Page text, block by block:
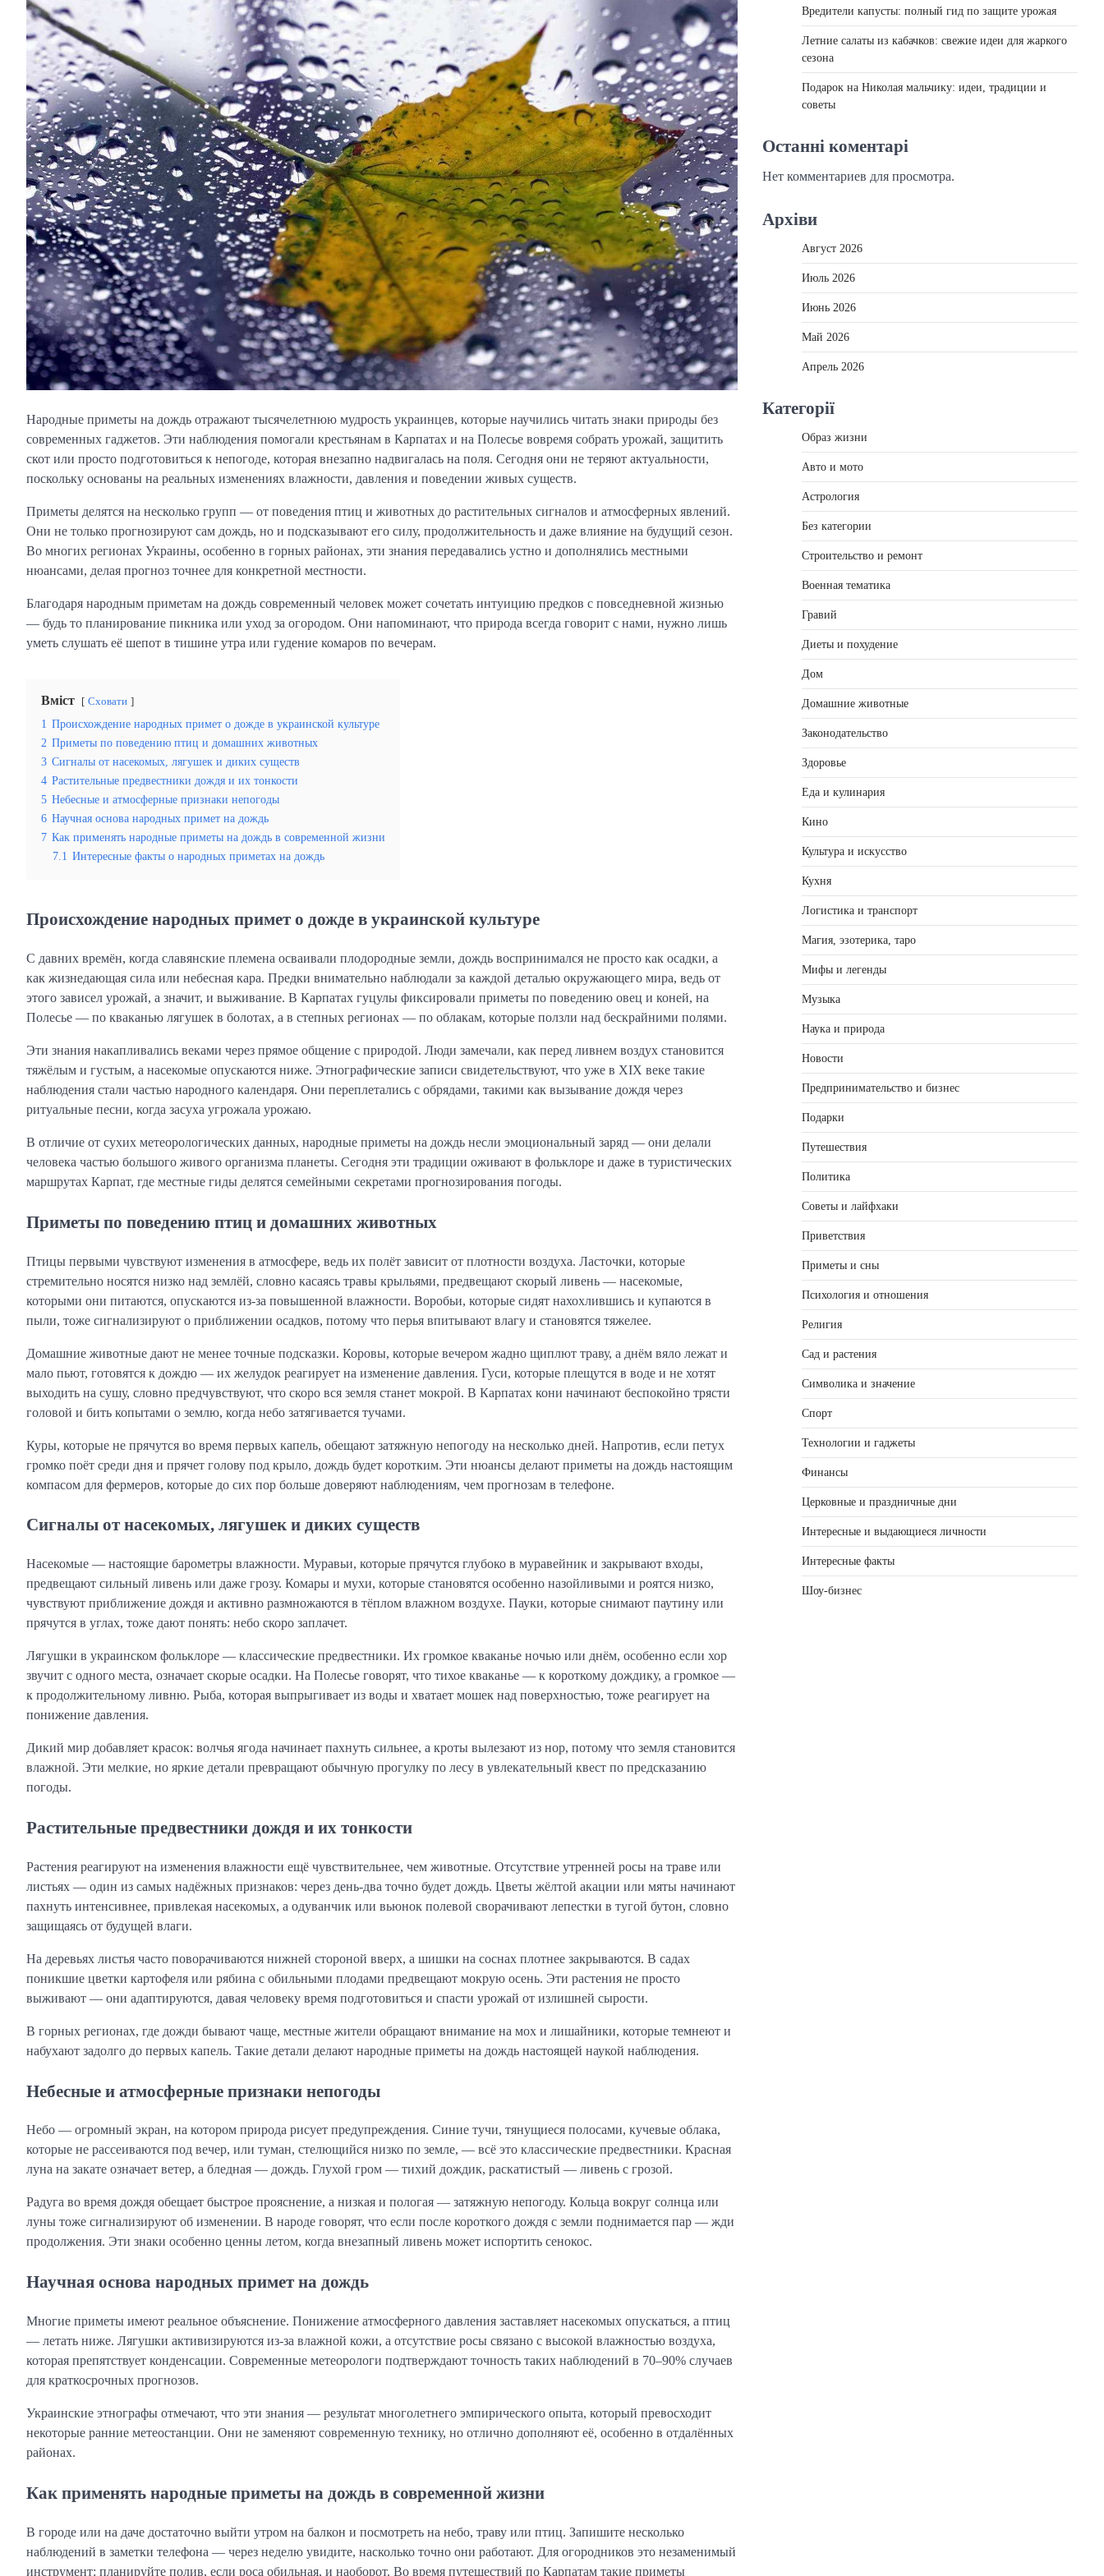
Народные приметы на дождь отражают тысячелетнюю мудрость украинцев, которые научились читать знаки природы без
современных гаджетов. Эти наблюдения помогали крестьянам в Карпатах и на Полесье вовремя собрать урожай, защитить
скот или просто подготовиться к непогоде, которая внезапно надвигалась на поля. Сегодня они не теряют актуальности,
поскольку основаны на реальных изменениях влажности, давления и поведении живых существ.
Приметы делятся на несколько групп — от поведения птиц и животных до растительных сигналов и атмосферных явлений.
Они не только прогнозируют сам дождь, но и подсказывают его силу, продолжительность и даже влияние на будущий сезон.
Во многих регионах Украины, особенно в горных районах, эти знания передавались устно и дополнялись местными
нюансами, делая прогноз точнее для конкретной местности.
Благодаря народным приметам на дождь современный человек может сочетать интуицию предков с повседневной жизнью
— будь то планирование пикника или уход за огородом. Они напоминают, что природа всегда говорит с нами, нужно лишь
уметь слушать её шепот в тишине утра или гудение комаров по вечерам.
Вміст Сховати
1 Происхождение народных примет о дожде в украинской культуре
2 Приметы по поведению птиц и домашних животных
3 Сигналы от насекомых, лягушек и диких существ
4 Растительные предвестники дождя и их тонкости
5 Небесные и атмосферные признаки непогоды
6 Научная основа народных примет на дождь
7 Как применять народные приметы на дождь в современной жизни
7.1 Интересные факты о народных приметах на дождь
Происхождение народных примет о дожде в украинской культуре
С давних времён, когда славянские племена осваивали плодородные земли, дождь воспринимался не просто как осадки, а
как жизнедающая сила или небесная кара. Предки внимательно наблюдали за каждой деталью окружающего мира, ведь от
этого зависел урожай, а значит, и выживание. В Карпатах гуцулы фиксировали приметы по поведению овец и коней, на
Полесье — по кваканью лягушек в болотах, а в степных регионах — по облакам, которые ползли над бескрайними полями.
Эти знания накапливались веками через прямое общение с природой. Люди замечали, как перед ливнем воздух становится
тяжёлым и густым, а насекомые опускаются ниже. Этнографические записи свидетельствуют, что уже в XIX веке такие
наблюдения стали частью народного календаря. Они переплетались с обрядами, такими как вызывание дождя через
ритуальные песни, когда засуха угрожала урожаю.
В отличие от сухих метеорологических данных, народные приметы на дождь несли эмоциональный заряд — они делали
человека частью большого живого организма планеты. Сегодня эти традиции оживают в фольклоре и даже в туристических
маршрутах Карпат, где местные гиды делятся семейными секретами прогнозирования погоды.
Приметы по поведению птиц и домашних животных
Птицы первыми чувствуют изменения в атмосфере, ведь их полёт зависит от плотности воздуха. Ласточки, которые
стремительно носятся низко над землёй, словно касаясь травы крыльями, предвещают скорый ливень — насекомые,
которыми они питаются, опускаются из-за повышенной влажности. Воробьи, которые сидят нахохлившись и купаются в
пыли, тоже сигнализируют о приближении осадков, потому что перья впитывают влагу и становятся тяжелее.
Домашние животные дают не менее точные подсказки. Коровы, которые вечером жадно щиплют траву, а днём вяло лежат и
мало пьют, готовятся к дождю — их желудок реагирует на изменение давления. Гуси, которые плещутся в воде и не хотят
выходить на сушу, словно предчувствуют, что скоро вся земля станет мокрой. В Карпатах кони начинают беспокойно трясти
головой и бить копытами о землю, когда небо затягивается тучами.
Куры, которые не прячутся во время первых капель, обещают затяжную непогоду на несколько дней. Напротив, если петух
громко поёт среди дня и прячет голову под крыло, дождь будет коротким. Эти нюансы делают приметы на дождь настоящим
компасом для фермеров, которые до сих пор больше доверяют наблюдениям, чем прогнозам в телефоне.
Сигналы от насекомых, лягушек и диких существ
Насекомые — настоящие барометры влажности. Муравьи, которые прячутся глубоко в муравейник и закрывают входы,
предвещают сильный ливень или даже грозу. Комары и мухи, которые становятся особенно назойливыми и роятся низко,
чувствуют приближение дождя и активно размножаются в тёплом влажном воздухе. Пауки, которые снимают паутину или
прячутся в углах, тоже дают понять: небо скоро заплачет.
Лягушки в украинском фольклоре — классические предвестники. Их громкое кваканье ночью или днём, особенно если хор
звучит с одного места, означает скорые осадки. На Полесье говорят, что тихое кваканье — к короткому дождику, а громкое —
к продолжительному ливню. Рыба, которая выпрыгивает из воды и хватает мошек над поверхностью, тоже реагирует на
понижение давления.
Дикий мир добавляет красок: волчья ягода начинает пахнуть сильнее, а кроты вылезают из нор, потому что земля становится
влажной. Эти мелкие, но яркие детали превращают обычную прогулку по лесу в увлекательный квест по предсказанию
погоды.
Растительные предвестники дождя и их тонкости
Растения реагируют на изменения влажности ещё чувствительнее, чем животные. Отсутствие утренней росы на траве или
листьях — один из самых надёжных признаков: через день-два точно будет дождь. Цветы жёлтой акации или мяты начинают
пахнуть интенсивнее, привлекая насекомых, а одуванчик или вьюнок полевой сворачивают лепестки в тугой бутон, словно
защищаясь от будущей влаги.
На деревьях листья часто поворачиваются нижней стороной вверх, а шишки на соснах плотнее закрываются. В садах
поникшие цветки картофеля или рябина с обильными плодами предвещают мокрую осень. Эти растения не просто
выживают — они адаптируются, давая человеку время подготовиться и спасти урожай от излишней сырости.
В горных регионах, где дожди бывают чаще, местные жители обращают внимание на мох и лишайники, которые темнеют и
набухают задолго до первых капель. Такие детали делают народные приметы на дождь настоящей наукой наблюдения.
Небесные и атмосферные признаки непогоды
Небо — огромный экран, на котором природа рисует предупреждения. Синие тучи, тянущиеся полосами, кучевые облака,
которые не рассеиваются под вечер, или туман, стелющийся низко по земле, — всё это классические предвестники. Красная
луна на закате означает ветер, а бледная — дождь. Глухой гром — тихий дождик, раскатистый — ливень с грозой.
Радуга во время дождя обещает быстрое прояснение, а низкая и пологая — затяжную непогоду. Кольца вокруг солнца или
луны тоже сигнализируют об изменении. В народе говорят, что если после короткого дождя с земли поднимается пар — жди
продолжения. Эти знаки особенно ценны летом, когда внезапный ливень может испортить сенокос.
Научная основа народных примет на дождь
Многие приметы имеют реальное объяснение. Понижение атмосферного давления заставляет насекомых опускаться, а птиц
— летать ниже. Лягушки активизируются из-за влажной кожи, а отсутствие росы связано с высокой влажностью воздуха,
которая препятствует конденсации. Современные метеорологи подтверждают точность таких наблюдений в 70–90% случаев
для краткосрочных прогнозов.
Украинские этнографы отмечают, что эти знания — результат многолетнего эмпирического опыта, который превосходит
некоторые ранние метеостанции. Они не заменяют современную технику, но отлично дополняют её, особенно в отдалённых
районах.
Как применять народные приметы на дождь в современной жизни
В городе или на даче достаточно выйти утром на балкон и посмотреть на небо, траву или птиц. Запишите несколько
наблюдений в заметки телефона — через неделю увидите, насколько точно они работают. Для огородников это незаменимый
инструмент: планируйте полив, если роса обильная, и наоборот. Во время путешествий по Карпатам такие приметы
Вредители капусты: полный гид по защите урожая
Летние салаты из кабачков: свежие идеи для жаркого
сезона
Подарок на Николая мальчику: идеи, традиции и
советы
Останні коментарі
Нет комментариев для просмотра.
Архіви
Август 2026
Июль 2026
Июнь 2026
Май 2026
Апрель 2026
Категорії
Образ жизни
Авто и мото
Астрология
Без категории
Строительство и ремонт
Военная тематика
Гравий
Диеты и похудение
Дом
Домашние животные
Законодательство
Здоровье
Еда и кулинария
Кино
Культура и искусство
Кухня
Логистика и транспорт
Магия, эзотерика, таро
Мифы и легенды
Музыка
Наука и природа
Новости
Предпринимательство и бизнес
Подарки
Путешествия
Политика
Советы и лайфхаки
Приветствия
Приметы и сны
Психология и отношения
Религия
Сад и растения
Символика и значение
Спорт
Технологии и гаджеты
Финансы
Церковные и праздничные дни
Интересные и выдающиеся личности
Интересные факты
Шоу-бизнес